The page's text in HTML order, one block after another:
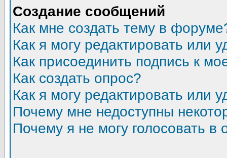
Создание сообщений
Как мне создать тему в
Как я могу редактировать или
Как присоединить подпись к
Как создать опрос?
Как я могу редактировать или
Почему мне недоступны
Почему я не могу голосовать в